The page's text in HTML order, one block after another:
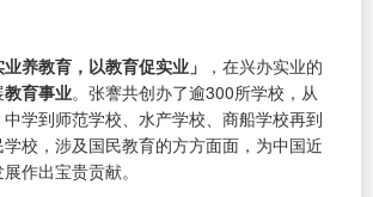
业养教育，以教育促实业」
，在兴办实业的
教育事业。张謇共创办了逾300所学校，从
学到师范学校、水产学校、商船学校再到
校，涉及国民教育的方方面面，为中国近
作出宝贵贡献。